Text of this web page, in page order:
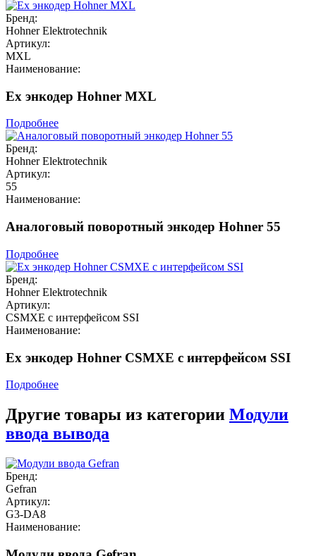
Бренд:
Hohner Elektrotechnik
Артикул:
MXL
Наименование:
Ex энкодер Hohner MXL
Подробнее
Бренд:
Hohner Elektrotechnik
Артикул:
55
Наименование:
Аналоговый поворотный энкодер Hohner 55
Подробнее
Бренд:
Hohner Elektrotechnik
Артикул:
CSMXE с интерфейсом SSI
Наименование:
Ex энкодер Hohner CSMXE с интерфейсом SSI
Подробнее
Другие товары из категории Модули
ввода вывода
Бренд:
Gefran
Артикул:
G3-DA8
Наименование: